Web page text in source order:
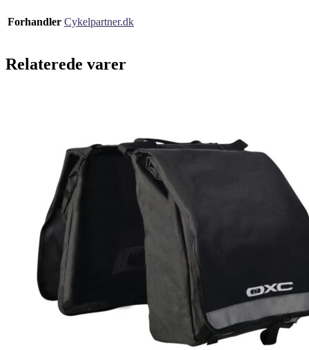
Forhandler Cykelpartner.dk
Relaterede varer